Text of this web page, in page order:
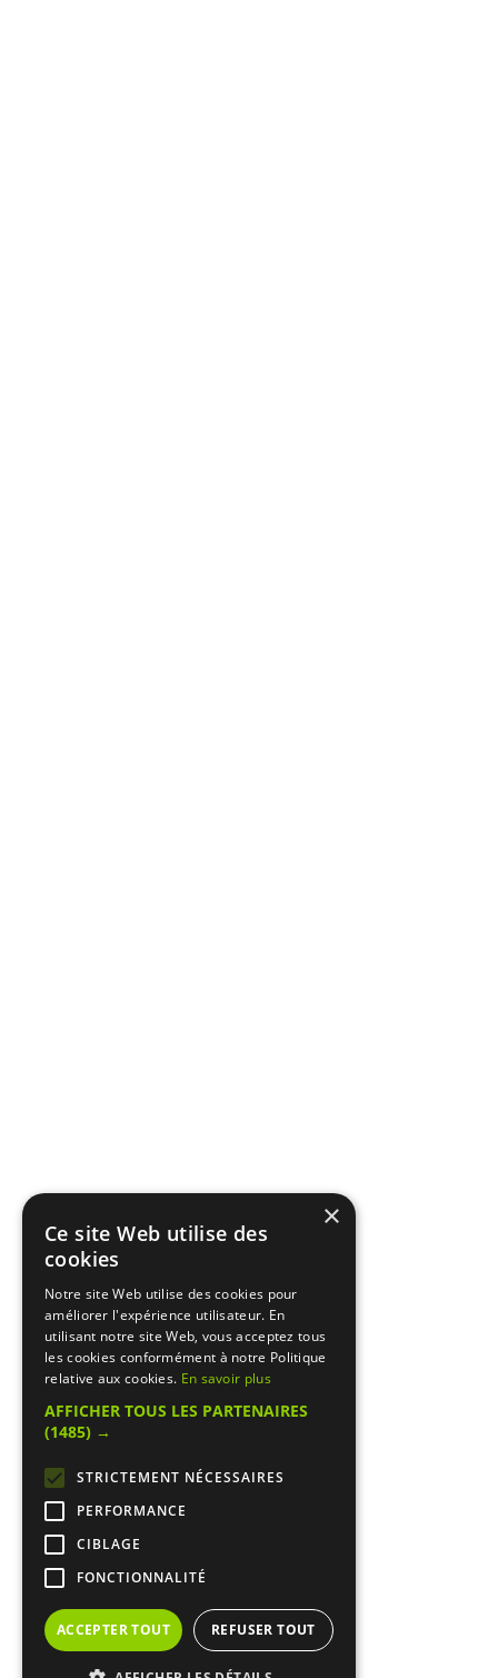
×
Ce site Web utilise des
cookies
Notre site Web utilise des cookies pour
améliorer l'expérience utilisateur. En
utilisant notre site Web, vous acceptez tous
les cookies conformément à notre Politique
relative aux cookies. En savoir plus
AFFICHER TOUS LES PARTENAIRES
(1485) →
STRICTEMENT NÉCESSAIRES
PERFORMANCE
CIBLAGE
FONCTIONNALITÉ
ACCEPTER TOUT REFUSER TOUT